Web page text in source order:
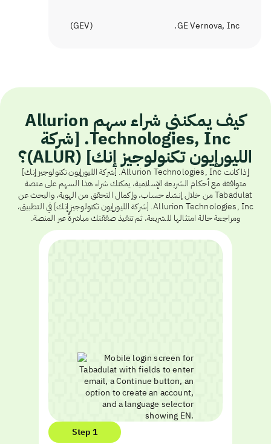
GE Vernova, Inc.
(
GEV
)
كيف يمكنني شراء سهم Allurion
Technologies, Inc. [شركة
الليورإيون تكنولوجيز إنك] (ALUR)؟
إذا كانت Allurion Technologies, Inc. [شركة الليورإيون تكنولوجيز إنك]
متوافقة مع أحكام الشريعة الإسلامية، يمكنك شراء هذا السهم على منصة
Tabadulat من خلال إنشاء حساب، وإكمال التحقق من الهوية، والبحث عن
Allurion Technologies, Inc. [شركة الليورإيون تكنولوجيز إنك] في التطبيق،
ومراجعة حالة امتثالها للشريعة، ثم تنفيذ صفقتك مباشرةً عبر المنصة.
Step 1